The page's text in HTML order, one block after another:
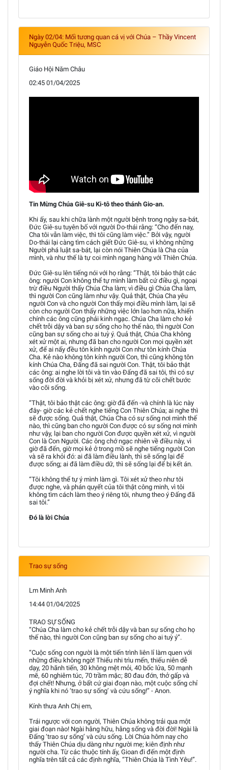
Ngày 02/04: Mối tương quan cá vị với Chúa – Thầy Vincent
Nguyễn Quốc Triệu, MSC
Giáo Hội Năm Châu
02:45 01/04/2025
Tin Mừng Chúa Giê-su Ki-tô theo thánh Gio-an.
Khi ấy, sau khi chữa lành một người bệnh trong ngày sa-bát,
Đức Giê-su tuyên bố với người Do-thái rằng: “Cho đến nay,
Cha tôi vẫn làm việc, thì tôi cũng làm việc.” Bởi vậy, người
Do-thái lại càng tìm cách giết Đức Giê-su, vì không những
Người phá luật sa-bát, lại còn nói Thiên Chúa là Cha của
mình, và như thế là tự coi mình ngang hàng với Thiên Chúa.
Đức Giê-su lên tiếng nói với họ rằng: “Thật, tôi bảo thật các
ông: người Con không thể tự mình làm bất cứ điều gì, ngoại
trừ điều Người thấy Chúa Cha làm; vì điều gì Chúa Cha làm,
thì người Con cũng làm như vậy. Quả thật, Chúa Cha yêu
người Con và cho người Con thấy mọi điều mình làm, lại sẽ
còn cho người Con thấy những việc lớn lao hơn nữa, khiến
chính các ông cũng phải kinh ngạc. Chúa Cha làm cho kẻ
chết trỗi dậy và ban sự sống cho họ thế nào, thì người Con
cũng ban sự sống cho ai tuỳ ý. Quả thật, Chúa Cha không
xét xử một ai, nhưng đã ban cho người Con mọi quyền xét
xử, để ai nấy đều tôn kính người Con như tôn kính Chúa
Cha. Kẻ nào không tôn kính người Con, thì cũng không tôn
kính Chúa Cha, Đấng đã sai người Con. Thật, tôi bảo thật
các ông: ai nghe lời tôi và tin vào Đấng đã sai tôi, thì có sự
sống đời đời và khỏi bị xét xử, nhưng đã từ cõi chết bước
vào cõi sống.
“Thật, tôi bảo thật các ông: giờ đã đến -và chính là lúc này
đây- giờ các kẻ chết nghe tiếng Con Thiên Chúa; ai nghe thì
sẽ được sống. Quả thật, Chúa Cha có sự sống nơi mình thế
nào, thì cũng ban cho người Con được có sự sống nơi mình
như vậy, lại ban cho người Con được quyền xét xử, vì người
Con là Con Người. Các ông chớ ngạc nhiên về điều này, vì
giờ đã đến, giờ mọi kẻ ở trong mồ sẽ nghe tiếng người Con
và sẽ ra khỏi đó: ai đã làm điều lành, thì sẽ sống lại để
được sống; ai đã làm điều dữ, thì sẽ sống lại để bị kết án.
“Tôi không thể tự ý mình làm gì. Tôi xét xử theo như tôi
được nghe, và phán quyết của tôi thật công minh, vì tôi
không tìm cách làm theo ý riêng tôi, nhưng theo ý Đấng đã
sai tôi.”
Đó là lời Chúa
Trao sự sống
Lm Minh Anh
14:44 01/04/2025
TRAO SỰ SỐNG
“Chúa Cha làm cho kẻ chết trỗi dậy và ban sự sống cho họ
thế nào, thì người Con cũng ban sự sống cho ai tuỳ ý”.
“Cuộc sống con người là một tiến trình liên lỉ làm quen với
những điều không ngờ! Thiếu nhi trìu mến, thiếu niên dễ
dạy, 20 hãnh tiến, 30 không mệt mỏi, 40 bốc lửa, 50 mạnh
mẽ, 60 nghiêm túc, 70 trầm mặc; 80 đau đớn, thở gấp và
đợi chết! Nhưng, ở bất cứ giai đoạn nào, một cuộc sống chỉ
ý nghĩa khi nó ‘trao sự sống’ và cứu sống!” - Anon.
Kính thưa Anh Chị em,
Trái ngược với con người, Thiên Chúa không trải qua một
giai đoạn nào! Ngài hằng hữu, hằng sống và đời đời! Ngài là
Đấng ‘trao sự sống’ và cứu sống. Lời Chúa hôm nay cho
thấy Thiên Chúa dịu dàng như người mẹ; kiên định như
người cha. Từ các thuộc tính ấy, Gioan đi đến một định
nghĩa trên tất cả các định nghĩa, “Thiên Chúa là Tình Yêu!”.